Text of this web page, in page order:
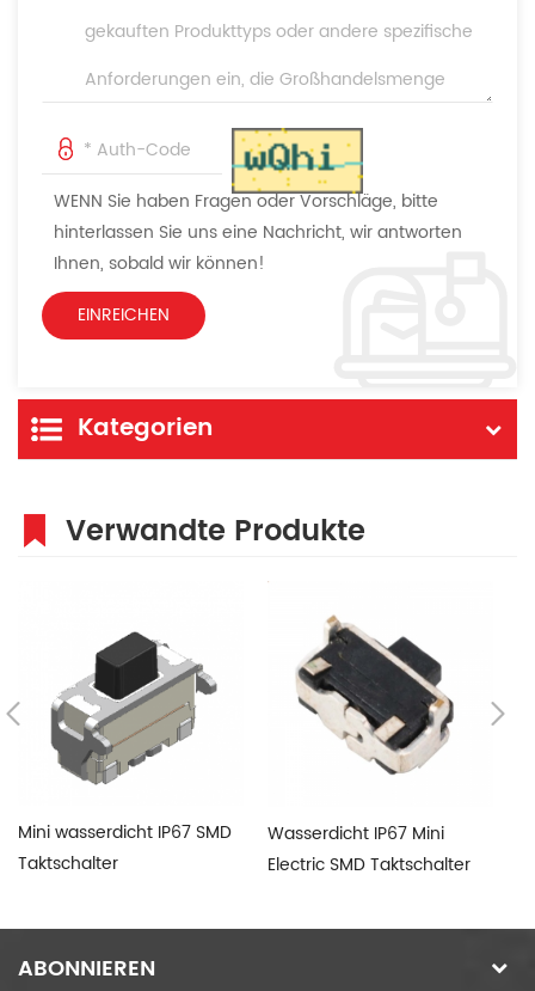
WENN Sie haben Fragen oder Vorschläge, bitte
hinterlassen Sie uns eine Nachricht, wir antworten
Ihnen, sobald wir können!
Kategorien
Verwandte Produkte
Mini wasserdicht IP67 SMD
Taktschalter
Wasserdicht IP67 Mini
Electric SMD Taktschalter
ABONNIEREN